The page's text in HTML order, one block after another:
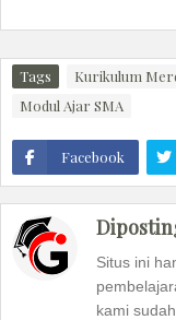
Tags Kurikulum
Modul Ajar SMA
Facebook
Situs ini
kami